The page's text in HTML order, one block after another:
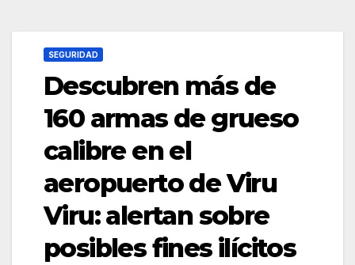
SEGURIDAD
Descubren más de
160 armas de grueso
calibre en el
aeropuerto de Viru
Viru: alertan sobre
posibles fines ilícitos